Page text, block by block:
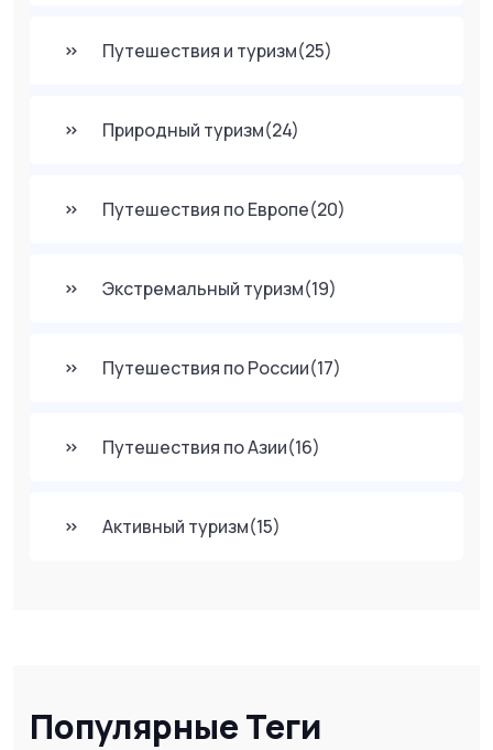
Путешествия и туризм(25)
Природный туризм(24)
Путешествия по Европе(20)
Экстремальный туризм(19)
Путешествия по России(17)
Путешествия по Азии(16)
Активный туризм(15)
Популярные Теги